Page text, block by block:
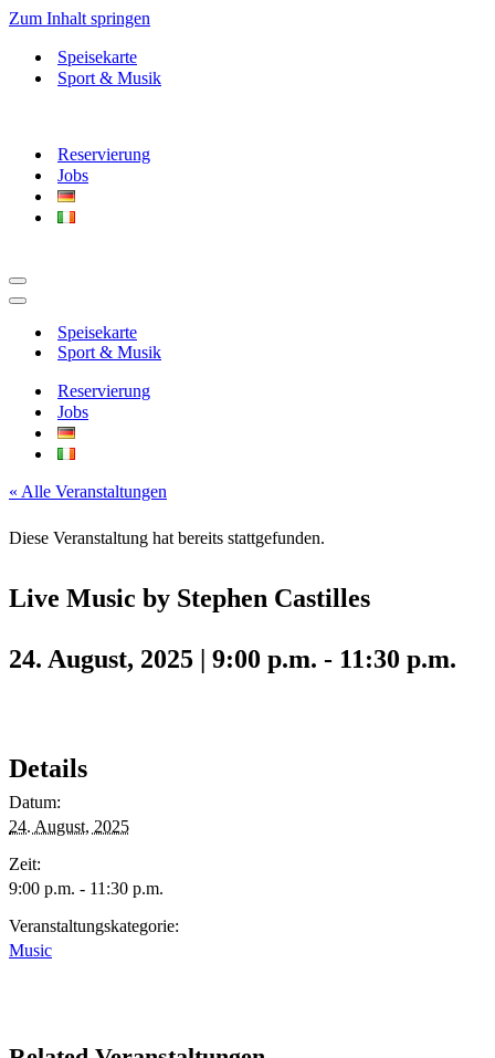
Zum Inhalt springen
Speisekarte
Sport & Musik
Reservierung
Jobs
Navigationsmenü
Navigationsmenü
Speisekarte
Sport & Musik
Reservierung
Jobs
« Alle Veranstaltungen
Diese Veranstaltung hat bereits stattgefunden.
Live Music by Stephen Castilles
24. August, 2025 | 9:00 p.m. - 11:30 p.m.
Details
Datum:
24. August, 2025
Zeit:
9:00 p.m. - 11:30 p.m.
Veranstaltungskategorie:
Music